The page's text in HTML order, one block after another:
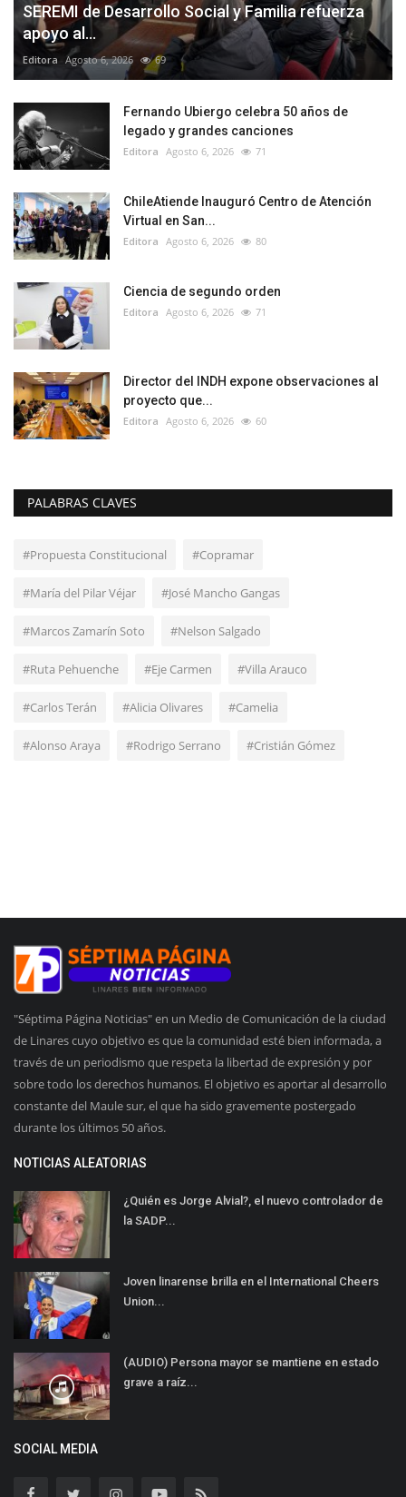
SEREMI de Desarrollo Social y Familia refuerza
apoyo al...
Editora Agosto 6, 2026 69
Fernando Ubiergo celebra 50 años de
legado y grandes canciones
Editora Agosto 6, 2026 71
ChileAtiende Inauguró Centro de Atención
Virtual en San...
Editora Agosto 6, 2026 80
Ciencia de segundo orden
Editora Agosto 6, 2026 71
Director del INDH expone observaciones al
proyecto que...
Editora Agosto 6, 2026 60
PALABRAS CLAVES
#Propuesta Constitucional #Copramar
#María del Pilar Véjar #José Mancho Gangas
#Marcos Zamarín Soto #Nelson Salgado
#Ruta Pehuenche #Eje Carmen #Villa Arauco
#Carlos Terán #Alicia Olivares #Camelia
#Alonso Araya #Rodrigo Serrano #Cristián Gómez
"Séptima Página Noticias" en un Medio de Comunicación de la ciudad
de Linares cuyo objetivo es que la comunidad esté bien informada, a
través de un periodismo que respeta la libertad de expresión y por
sobre todo los derechos humanos. El objetivo es aportar al desarrollo
constante del Maule sur, el que ha sido gravemente postergado
durante los últimos 50 años.
NOTICIAS ALEATORIAS
¿Quién es Jorge Alvial?, el nuevo controlador de
la SADP...
Joven linarense brilla en el International Cheers
Union...
(AUDIO) Persona mayor se mantiene en estado
grave a raíz...
SOCIAL MEDIA